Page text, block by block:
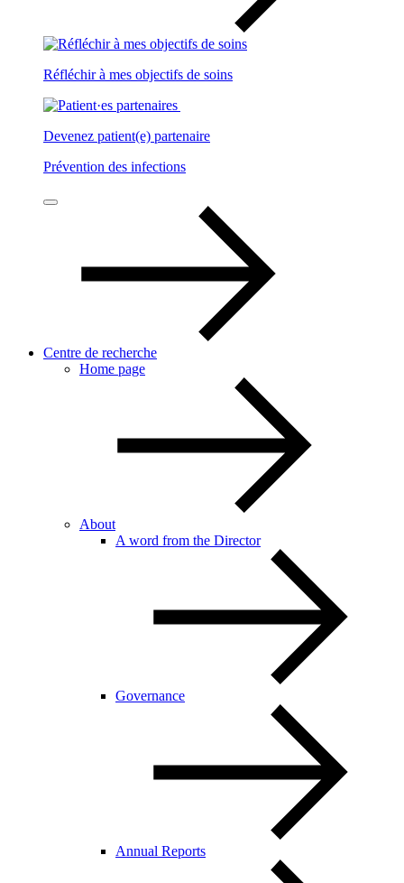
Réfléchir à mes objectifs de soins
Devenez patient(e) partenaire
Prévention des infections
Centre de recherche
Home page
About
A word from the Director
Governance
Annual Reports